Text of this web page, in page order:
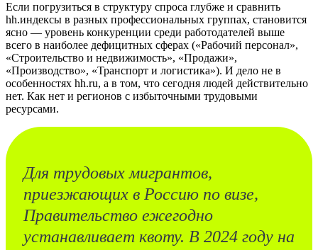
Если погрузиться в структуру спроса глубже и сравнить
hh.индексы в разных профессиональных группах, становится
ясно — уровень конкуренции среди работодателей выше
всего в наиболее дефицитных сферах («Рабочий персонал»,
«Строительство и недвижимость», «Продажи»,
«Производство», «Транспорт и логистика»). И дело не в
особенностях hh.ru, а в том, что сегодня людей действительно
нет. Как нет и регионов с избыточными трудовыми
ресурсами.
Для трудовых мигрантов,
приезжающих в Россию по визе,
Правительство ежегодно
устанавливает квоту. В 2024 году на